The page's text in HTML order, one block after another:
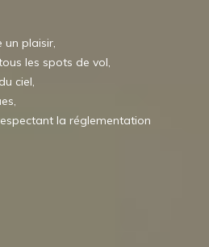
un plaisir,
les spots de vol,
ciel,
la réglementation